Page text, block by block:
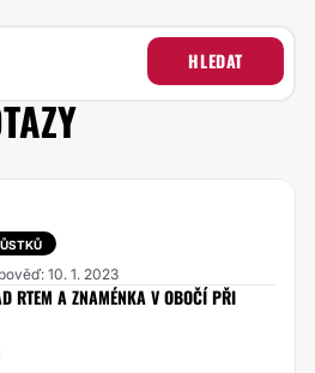
HLEDAT
10. 1. 2023
RTEM A ZNAMÉNKA V OBOČÍ PŘI